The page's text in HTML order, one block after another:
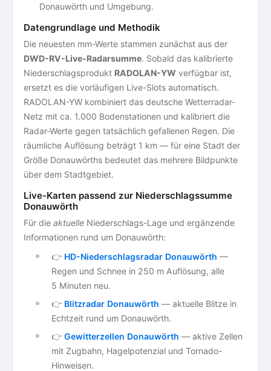
Donauwörth und Umgebung.
Datengrundlage und Methodik
Die neuesten mm-Werte stammen zunächst aus der
DWD-RV-Live-Radarsumme. Sobald das kalibrierte
Niederschlagsprodukt RADOLAN-YW verfügbar ist,
ersetzt es die vorläufigen Live-Slots automatisch.
RADOLAN-YW kombiniert das deutsche Wetterradar-
Netz mit ca. 1.000 Bodenstationen und kalibriert die
Radar-Werte gegen tatsächlich gefallenen Regen. Die
räumliche Auflösung beträgt 1 km — für eine Stadt der
Größe Donauwörths bedeutet das mehrere Bildpunkte
über dem Stadtgebiet.
Live-Karten passend zur Niederschlagssumme
Donauwörth
Für die aktuelle Niederschlags-Lage und ergänzende
Informationen rund um Donauwörth:
👉 HD-Niederschlagsradar Donauwörth —
Regen und Schnee in 250 m Auflösung, alle
5 Minuten neu.
👉 Blitzradar Donauwörth — aktuelle Blitze in
Echtzeit rund um Donauwörth.
👉 Gewitterzellen Donauwörth — aktive Zellen
mit Zugbahn, Hagelpotenzial und Tornado-
Hinweisen.